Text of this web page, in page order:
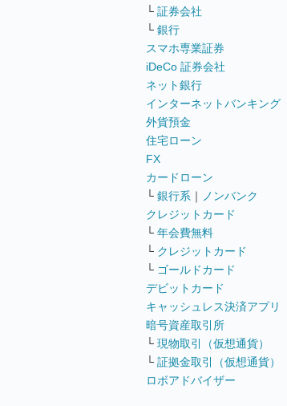
└ 証券会社
└ 銀行
スマホ専業証券
iDeCo 証券会社
ネット銀行
インターネットバンキング
外貨預金
住宅ローン
FX
カードローン
└ 銀行系 ｜
ノンバンク
クレジットカード
└ 年会費無料
└ クレジットカード
└ ゴールドカード
デビットカード
キャッシュレス決済アプリ
暗号資産取引所
└ 現物取引（仮想通貨）
└ 証拠金取引（仮想通貨）
ロボアドバイザー